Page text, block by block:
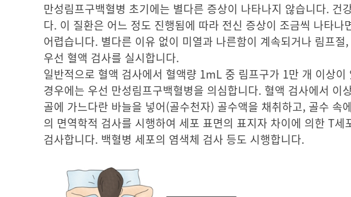
만성림프구백혈병 초기에는 별다른 증상이 나타나지 않습니다.
다. 이 질환은 어느 정도 진행됨에 따라 전신 증상이 조금씩 나타
어렵습니다. 별다른 이유 없이 미열과 나른함이 계속되거나 림프
우선 혈액 검사를 실시합니다.
일반적으로 혈액 검사에서 혈액량 1mL 중 림프구가 1만 개 이상
경우에는 우선 만성림프구백혈병을 의심합니다. 혈액 검사에서
골에 가느다란 바늘을 넣어(골수천자) 골수액을 채취하고, 골수
의 면역학적 검사를 시행하여 세포 표면의 표지자 차이에 의한 T
검사합니다. 백혈병 세포의 염색체 검사 등도 시행합니다.